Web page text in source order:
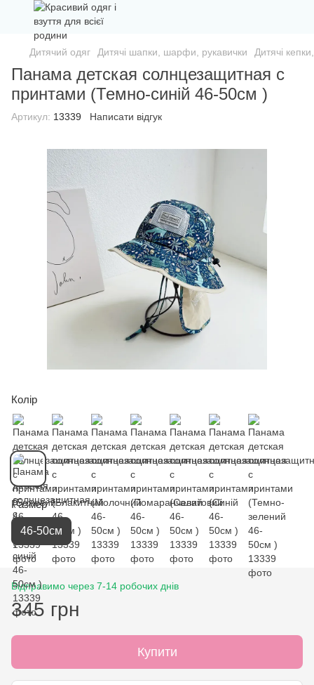
Дитячий одяг Дитячі шапки, шарфи, рукавички Дитячі
Панама детская солнцезащитная с
принтами (Темно-синій 46-50см )
Артикул: 13339 Написати відгук
Колір
Размер
46-50см
Відправимо через 7-14 робочих днів
345 грн
Купити